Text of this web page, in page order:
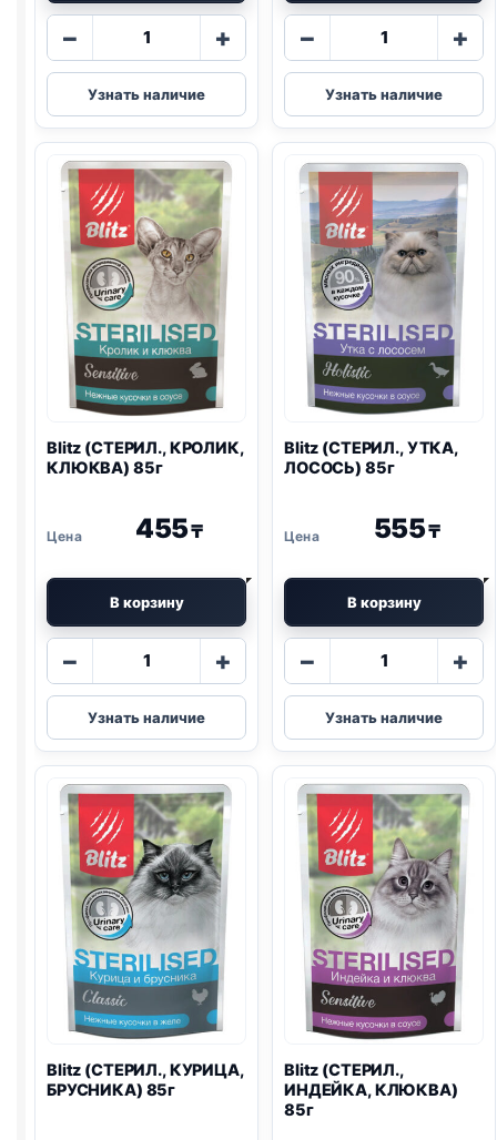
−
Количество
Blitz
(ИНДЕЙКА,
ПЕЧЕНЬ)
+
Узнать наличие
−
Количество
Blitz
(КУРИЦА,
ПОТРОШКИ)
+
Узнать наличие
Blitz (СТЕРИЛ., КРОЛИК,
КЛЮКВА) 85г
455₸
В корзину
−
Количество
Blitz
(СТЕРИЛ.,
КРОЛИК,
85г
+
Узнать наличие
Blitz (СТЕРИЛ., УТКА,
ЛОСОСЬ) 85г
555₸
В корзину
−
Количество
Blitz
(СТЕРИЛ.,
УТКА,
85г
+
Узнать наличие
Blitz (СТЕРИЛ., КУРИЦА,
БРУСНИКА) 85г
Blitz (СТЕРИЛ.,
ИНДЕЙКА, КЛЮКВА)
85г